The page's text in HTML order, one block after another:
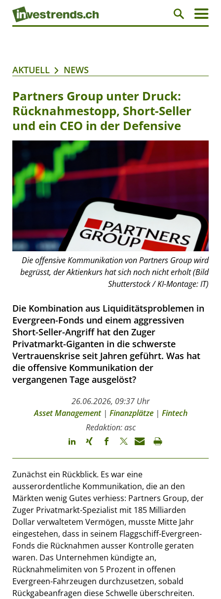
AKTUELL NEWS
Partners Group unter Druck:
Rücknahmestopp, Short-Seller
und ein CEO in der Defensive
Die offensive Kommunikation von Partners Group wird
begrüsst, der Aktienkurs hat sich noch nicht erholt (Bild
Shutterstock / KI-Montage: IT)
Die Kombination aus Liquiditätsproblemen in
Evergreen-Fonds und einem aggressiven
Short-Seller-Angriff hat den Zuger
Privatmarkt-Giganten in die schwerste
Vertrauenskrise seit Jahren geführt. Was hat
die offensive Kommunikation der
vergangenen Tage ausgelöst?
26.06.2026, 09:37 Uhr
Asset Management| Finanzplätze| Fintech
Redaktion: asc
Zunächst ein Rückblick. Es war eine
ausserordentliche Kommunikation, die an den
Märkten wenig Gutes verhiess: Partners Group, der
Zuger Privatmarkt-Spezialist mit 185 Milliarden
Dollar verwaltetem Vermögen, musste Mitte Jahr
eingestehen, dass in seinem Flaggschiff-Evergreen-
Fonds die Rücknahmen ausser Kontrolle geraten
waren. Das Unternehmen kündigte an,
Rücknahmelimiten von 5 Prozent in offenen
Evergreen-Fahrzeugen durchzusetzen, sobald
Rückgabeanfragen diese Schwelle überschreiten.